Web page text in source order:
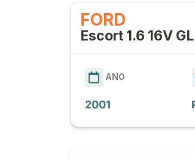
FORD
Escort 1.6 16V GL
ANO
2001